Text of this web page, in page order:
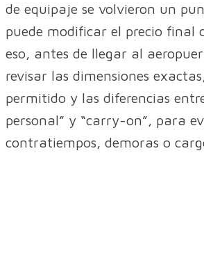
de equipaje se volvieron un
puede modificar el precio final
eso, antes de llegar al
revisar las dimensiones
permitido y las diferencias
personal” y “carry-on”, para
contratiempos, demoras o